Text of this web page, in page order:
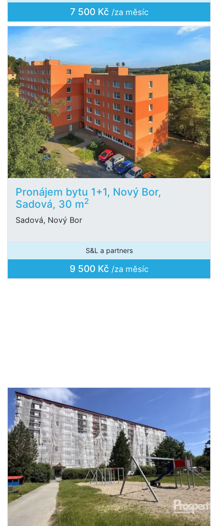
7 500 Kč /za měsíc
Pronájem bytu 1+1, Nový Bor,
Sadová, 30 m2
Sadová, Nový Bor
S&L a partners
9 500 Kč /za měsíc